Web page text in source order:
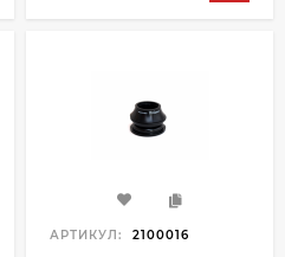
АРТИКУЛ: 2100016